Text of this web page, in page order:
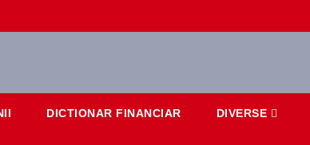
DICTIONAR FINANCIAR DIVERSE